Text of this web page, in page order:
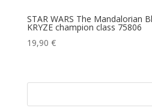
STAR WARS The Mandalorian
KRYZE champion class 75806
19,90 €